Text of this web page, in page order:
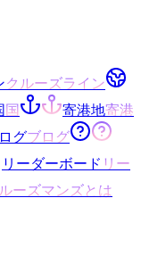
クルーズライン
国 寄港地寄港
グブログ
リーダーボード リー
ーズマンズとは